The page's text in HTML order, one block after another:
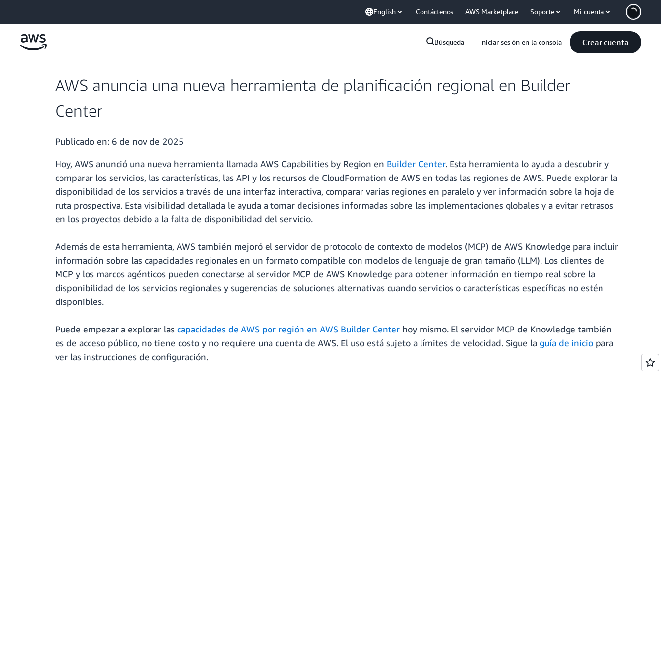
English Contáctenos AWS Marketplace Soporte Mi cuenta
Búsqueda Iniciar sesión en la consola Crear cuenta
AWS anuncia una nueva herramienta de planificación regional en Builder
Center
Publicado en: 6 de nov de 2025
Hoy, AWS anunció una nueva herramienta llamada AWS Capabilities by Region en Builder Center. Esta herramienta lo ayuda a descubrir y
comparar los servicios, las características, las API y los recursos de CloudFormation de AWS en todas las regiones de AWS. Puede explorar la
disponibilidad de los servicios a través de una interfaz interactiva, comparar varias regiones en paralelo y ver información sobre la hoja de
ruta prospectiva. Esta visibilidad detallada le ayuda a tomar decisiones informadas sobre las implementaciones globales y a evitar retrasos
en los proyectos debido a la falta de disponibilidad del servicio.
Además de esta herramienta, AWS también mejoró el servidor de protocolo de contexto de modelos (MCP) de AWS Knowledge para incluir
información sobre las capacidades regionales en un formato compatible con modelos de lenguaje de gran tamaño (LLM). Los clientes de
MCP y los marcos agénticos pueden conectarse al servidor MCP de AWS Knowledge para obtener información en tiempo real sobre la
disponibilidad de los servicios regionales y sugerencias de soluciones alternativas cuando servicios o características específicas no estén
disponibles.
Puede empezar a explorar las capacidades de AWS por región en AWS Builder Center hoy mismo. El servidor MCP de Knowledge también
es de acceso público, no tiene costo y no requiere una cuenta de AWS. El uso está sujeto a límites de velocidad. Sigue la guía de inicio para
ver las instrucciones de configuración.